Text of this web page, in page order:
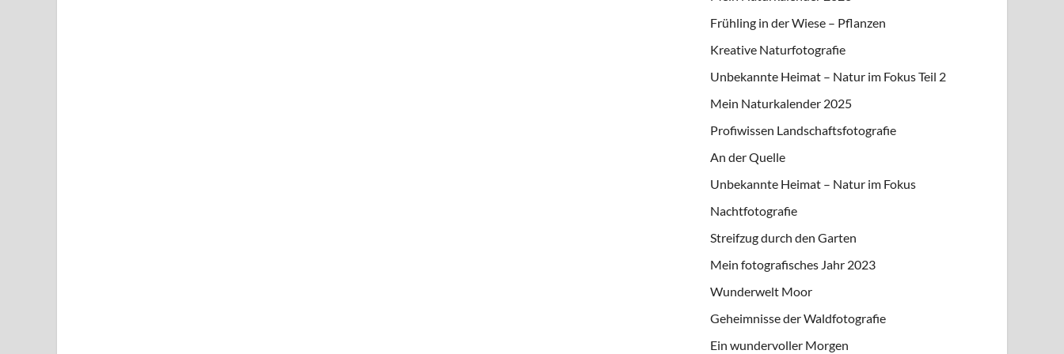
Frühling in der Wiese – Pflanzen
Kreative Naturfotografie
Unbekannte Heimat – Natur im Fokus Teil 2
Mein Naturkalender 2025
Profiwissen Landschaftsfotografie
An der Quelle
Unbekannte Heimat – Natur im Fokus
Nachtfotografie
Streifzug durch den Garten
Mein fotografisches Jahr 2023
Wunderwelt Moor
Geheimnisse der Waldfotografie
Ein wundervoller Morgen